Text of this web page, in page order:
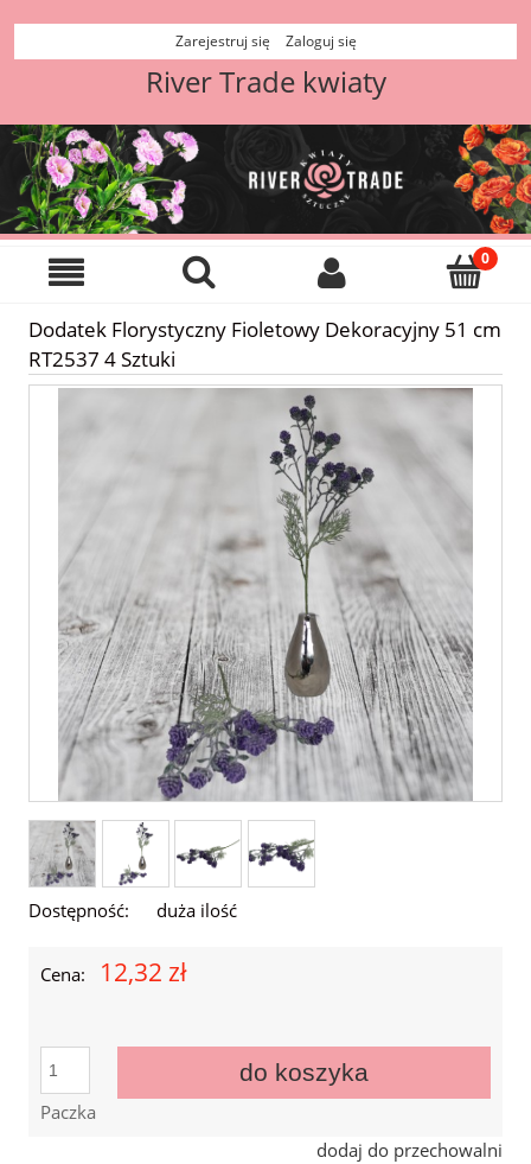
Zarejestruj się Zaloguj się
River Trade kwiaty
Dodatek Florystyczny Fioletowy Dekoracyjny 51 cm
RT2537 4 Sztuki
Dostępność: duża ilość
Cena: 12,32 zł
Paczka
do koszyka
dodaj do przechowalni